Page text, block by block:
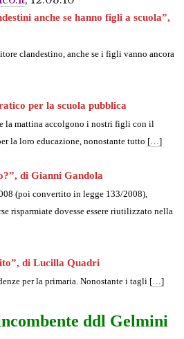
anche se hanno figli a scuola”,
clandestino, anche se i figli vanno ancora
per la scuola pubblica
la mattina accolgono i nostri figli con il
la loro educazione, nonostante tutto […]
di Gianni Gandola
(poi convertito in legge 133/2008),
risparmiate dovesse essere riutilizzato nella
di Lucilla Quadri
per la primaria. Nonostante i tagli […]
ddl Gelmini